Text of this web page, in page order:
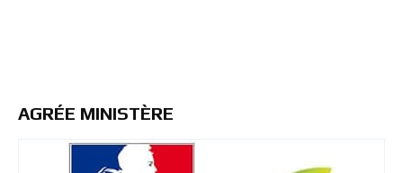
AGRÉE MINISTÈRE